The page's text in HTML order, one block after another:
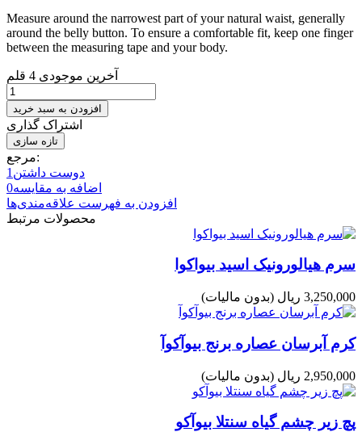
Measure around the narrowest part of your natural waist, generally
around the belly button. To ensure a comfortable fit, keep one finger
between the measuring tape and your body.
آخرین موجودی 4 قلم
افزودن به سبد خرید
اشتراک گذاری
مرجع:
دوست داشتن 1
اضافه به مقایسه0
افزودن به فهرست علاقه‌مندی‌ها
محصولات مرتبط
سرم هیالورونیک اسید بیواکوا
3,250,000 ریال (بدون مالیات)
کرم آبرسان عصاره برنج بیوآکوآ
2,950,000 ریال (بدون مالیات)
پچ زیر چشم گیاه سنتلا بیوآکو